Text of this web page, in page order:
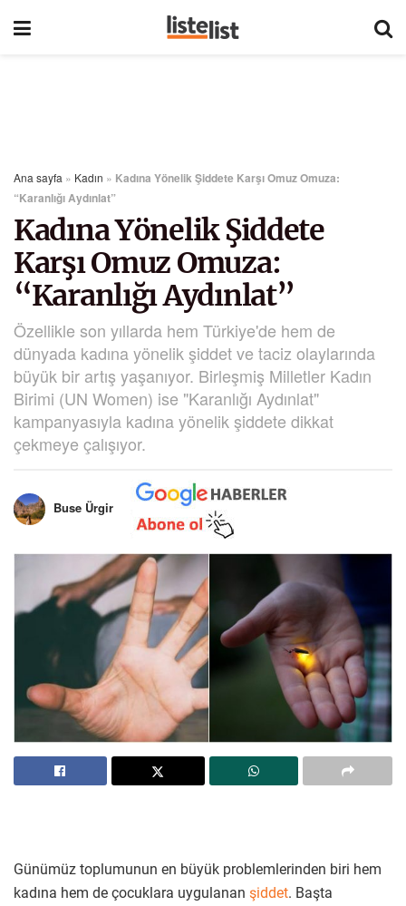
Ana sayfa » Kadın » Kadına Yönelik Şiddete Karşı Omuz Omuza:
“Karanlığı Aydınlat”
Kadına Yönelik Şiddete
Karşı Omuz Omuza:
“Karanlığı Aydınlat”
Özellikle son yıllarda hem Türkiye'de hem de
dünyada kadına yönelik şiddet ve taciz olaylarında
büyük bir artış yaşanıyor. Birleşmiş Milletler Kadın
Birimi (UN Women) ise "Karanlığı Aydınlat"
kampanyasıyla kadına yönelik şiddete dikkat
çekmeye çalışıyor.
Buse Ürgir
Günümüz toplumunun en büyük problemlerinden biri hem
kadına hem de çocuklara uygulanan şiddet. Başta